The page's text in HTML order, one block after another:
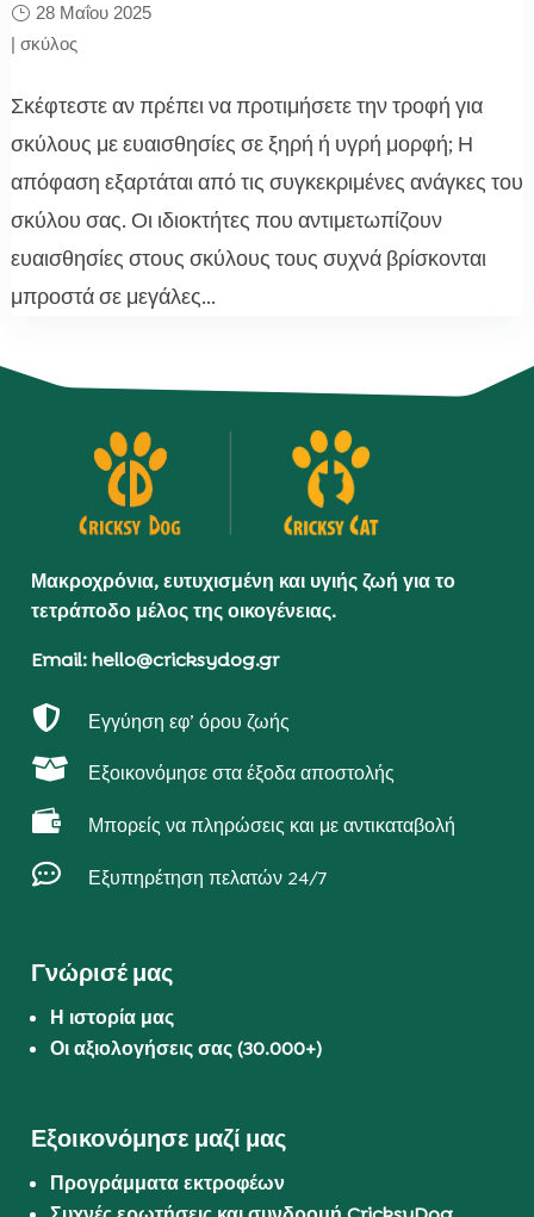
28 Μαΐου 2025
| σκύλος
Σκέφτεστε αν πρέπει να προτιμήσετε την τροφή για
σκύλους με ευαισθησίες σε ξηρή ή υγρή μορφή; Η
απόφαση εξαρτάται από τις συγκεκριμένες ανάγκες του
σκύλου σας. Οι ιδιοκτήτες που αντιμετωπίζουν
ευαισθησίες στους σκύλους τους συχνά βρίσκονται
μπροστά σε μεγάλες...
Μακροχρόνια, ευτυχισμένη και υγιής ζωή για το
τετράποδο μέλος της οικογένειας.
Email: hello@cricksydog.gr
 Εγγύηση εφ’ όρου ζωής
 Εξοικονόμησε στα έξοδα αποστολής
 Μπορείς να πληρώσεις και με αντικαταβολή
 Εξυπηρέτηση πελατών 24/7
Γνώρισέ μας
Η ιστορία μας
Οι αξιολογήσεις σας (30.000+)
Εξοικονόμησε μαζί μας
Προγράμματα εκτροφέων